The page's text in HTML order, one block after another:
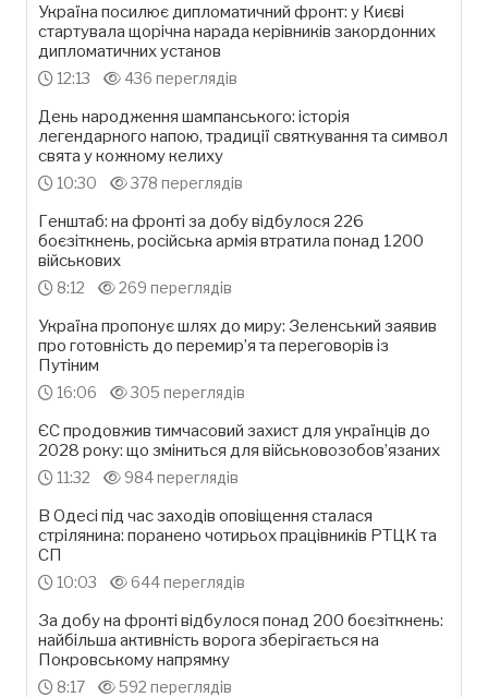
Україна посилює дипломатичний фронт: у Києві
стартувала щорічна нарада керівників закордонних
дипломатичних установ
12:13 436 переглядів
День народження шампанського: історія
легендарного напою, традиції святкування та символ
свята у кожному келиху
10:30 378 переглядів
Генштаб: на фронті за добу відбулося 226
боєзіткнень, російська армія втратила понад 1200
військових
8:12 269 переглядів
Україна пропонує шлях до миру: Зеленський заявив
про готовність до перемир’я та переговорів із
Путіним
16:06 305 переглядів
ЄС продовжив тимчасовий захист для українців до
2028 року: що зміниться для військовозобов’язаних
11:32 984 переглядів
В Одесі під час заходів оповіщення сталася
стрілянина: поранено чотирьох працівників РТЦК та
СП
10:03 644 переглядів
За добу на фронті відбулося понад 200 боєзіткнень:
найбільша активність ворога зберігається на
Покровському напрямку
8:17 592 переглядів